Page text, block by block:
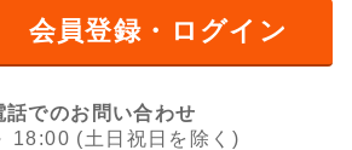
会員登録・ログイン
話でのお問い合わせ
18:00 (土日祝日を除く)